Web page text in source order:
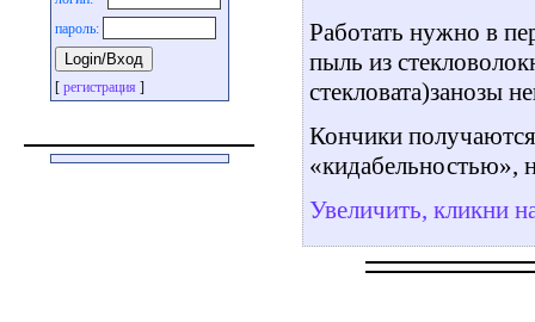
пароль:
[ регистрация ]
Работать нужно в
пыль из
стекловата)занозы
Кончики
«кидабельностью»,
Увеличить, кликни